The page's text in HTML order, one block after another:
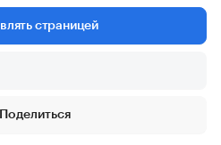
страницей
Поделиться